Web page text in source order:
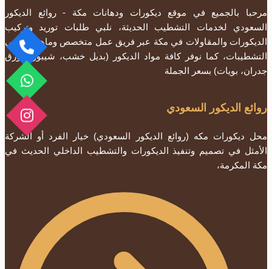
مرحبا بالجميع في موقع ديكورات ودهانات مكة - روائع الديكور
السعودي لخدمات التشطيب الحديثة، نلبي طلبات توريد وتركيب
الديكورات والمقاولات في مكة عبر فريق عمل متخصص وماهر جدا في
التشطيبات، كما نوفر كافة مواد الديكور (بديل خشب، شيبورد، ورق
جدران، بويات) بسعر الجملة
روائع الديكور السعودي
محل ديكورات مكه (روائع الديكور السعودي) خيار الفرد أو الشركة
الأمثل في تصميم وتنفيذ الديكورات والتشطيب الداخلي الحديث في
مكة المكرمة،